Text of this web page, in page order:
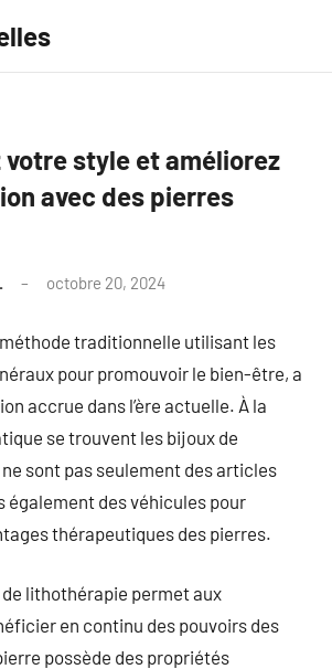
votre style et améliorez
avec des pierres
octobre 20, 2024
traditionnelle utilisant les
pour promouvoir le bien-être, a
accrue dans l’ère actuelle. À la
se trouvent les bijoux de
sont pas seulement des articles
également des véhicules pour
thérapeutiques des pierres.
lithothérapie permet aux
en continu des pouvoirs des
possède des propriétés